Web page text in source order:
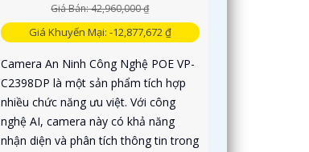
Giá Bán: 42,960,000 ₫
Giá Khuyến Mại: -12,877,672 ₫
Camera An Ninh Công Nghệ POE VP-
C2398DP là một sản phẩm tích hợp
nhiều chức năng ưu việt. Với công
nghệ AI, camera này có khả năng
nhận diện và phân tích thông tin trong